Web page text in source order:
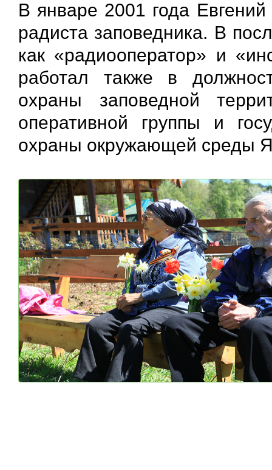
В январе 2001 года
радиста заповедника. В
как «радиооператор» и
работал также в
охраны заповедной
оперативной группы и
охраны окружающей среды